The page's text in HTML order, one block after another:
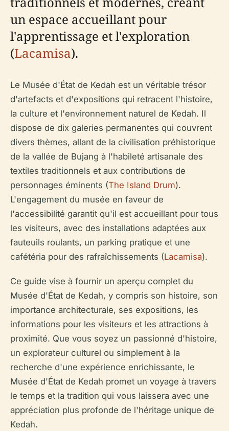
un espace accueillant pour
l'apprentissage et l'exploration
(Lacamisa).
Le Musée d'État de Kedah est un véritable trésor
d'artefacts et d'expositions qui retracent l'histoire,
la culture et l'environnement naturel de Kedah. Il
dispose de dix galeries permanentes qui couvrent
divers thèmes, allant de la civilisation préhistorique
de la vallée de Bujang à l'habileté artisanale des
textiles traditionnels et aux contributions de
personnages éminents (The Island Drum).
L'engagement du musée en faveur de
l'accessibilité garantit qu'il est accueillant pour tous
les visiteurs, avec des installations adaptées aux
fauteuils roulants, un parking pratique et une
cafétéria pour des rafraîchissements (Lacamisa).
Ce guide vise à fournir un aperçu complet du
Musée d'État de Kedah, y compris son histoire, son
importance architecturale, ses expositions, les
informations pour les visiteurs et les attractions à
proximité. Que vous soyez un passionné d'histoire,
un explorateur culturel ou simplement à la
recherche d'une expérience enrichissante, le
Musée d'État de Kedah promet un voyage à travers
le temps et la tradition qui vous laissera avec une
appréciation plus profonde de l'héritage unique de
Kedah.